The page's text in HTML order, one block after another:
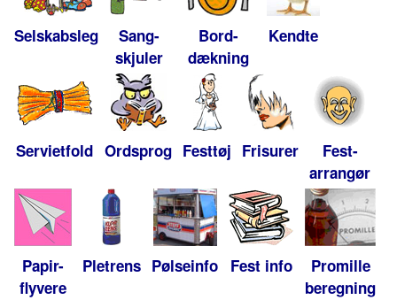
Selskabsleg
Sang-
skjuler
Bord-
dækning
Kendte
Servietfold Ordsprog Festtøj Frisurer
Fest-
arrangør
Papir-
flyvere
Pletrens Pølseinfo Fest info
Promille
beregning